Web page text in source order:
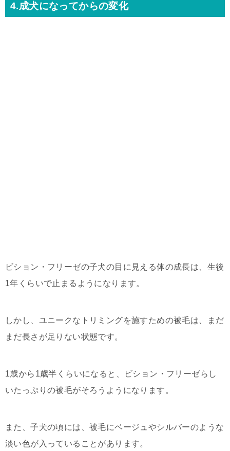
4.成犬になってからの変化
ビション・フリーゼの子犬の目に見える体の成長は、生後
1年くらいで止まるようになります。
しかし、ユニークなトリミングを施すための被毛は、まだ
まだ長さが足りない状態です。
1歳から1歳半くらいになると、ビション・フリーゼらし
いたっぷりの被毛がそろうようになります。
また、子犬の頃には、被毛にベージュやシルバーのような
淡い色が入っていることがあります。